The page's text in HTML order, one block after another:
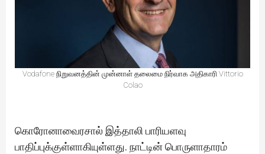
Vodafone நிறுவனத்தின் முன்னாள் தலைமை நிர்வாக அதிகாரி Vittorio
Colao
கொரோனாவைரசால் இத்தாலி பாரியளவு
பாதிப்புக்குள்ளாகியுள்ளது. நாட்டின் பொருளாதாரம்